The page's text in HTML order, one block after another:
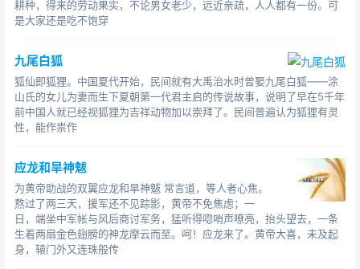
耕种，得来的劳动果实，不论男女老少，远近亲疏，人人都有一份。可
是大家还是吃不饱穿
九尾白狐
狐仙即狐狸。中国夏代开始，民间就有大禹治水时曾娶九尾白狐——涂
山氏的女儿为妻而生下夏朝第一代君主启的传说故事，说明了早在5千年
前中国人就已经视狐狸为吉祥动物加以崇拜了。民间普遍认为狐狸有灵
性，能作祟作
应龙和旱神魃
为黄帝助战的双翼应龙和旱神魃 常言道，等人者心焦。
熬过了两三天，援军还不见踪影，黄帝不免焦虑；一
日，端坐中军帐与风后商讨军务，猛听得唿哨声嘹亮，抬头望去，一条
生着两扇金色翅膀的神龙摩云而至。呵！应龙来了。黄帝大喜，未及起
身，辕门外又连珠般传